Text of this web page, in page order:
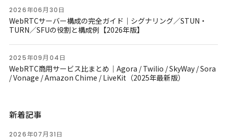
2026年06月30日
WebRTCサーバー構成の完全ガイド｜シグナリング／STUN・
TURN／SFUの役割と構成例【2026年版】
2025年09月04日
WebRTC商用サービス比まとめ｜Agora / Twilio / SkyWay / Sora
/ Vonage / Amazon Chime / LiveKit（2025年最新版）
新着記事
2026年07月31日